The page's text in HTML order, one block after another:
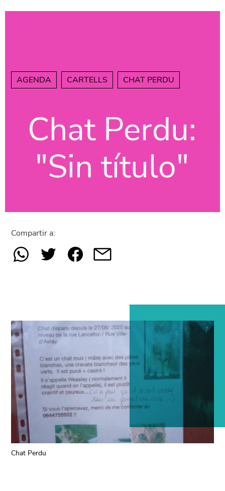
Vés al contingut
AGENDA CARTELLS CHAT PERDU
Chat Perdu:
"Sin título"
Compartir a:
Chat Perdu